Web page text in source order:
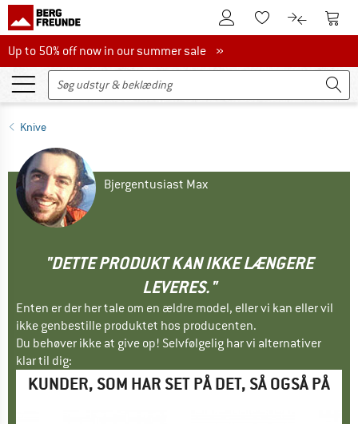
Til kundekontoenTil huskesedlen.
Til Til
Up to 50% off now in our summer sale
Up to 50% off now in our summer sale »
Knive
Bjergentusiast Max
"DETTE PRODUKT KAN IKKE LÆNGERE
LEVERES."
Enten er der her tale om en ældre model, eller vi kan eller vil
ikke genbestille produktet hos producenten.
Du behøver ikke at give op! Selvfølgelig har vi alternativer
klar til dig:
KUNDER, SOM HAR SET PÅ DET, SÅ OGSÅ PÅ